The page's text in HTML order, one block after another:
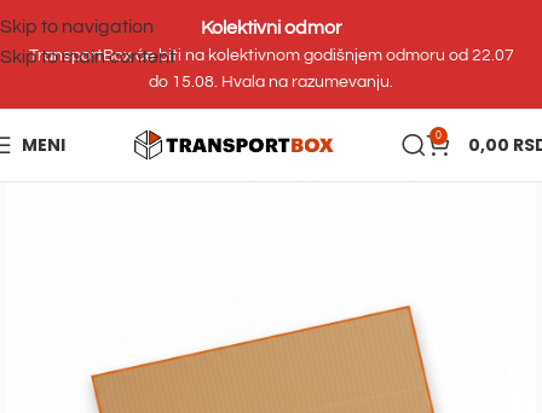
Kolektivni odmor
TransportBox će biti na kolektivnom godišnjem odmoru od 22.07
do 15.08. Hvala na razumevanju.
Skip to navigation
Skip to main content
MENI 0 0,00